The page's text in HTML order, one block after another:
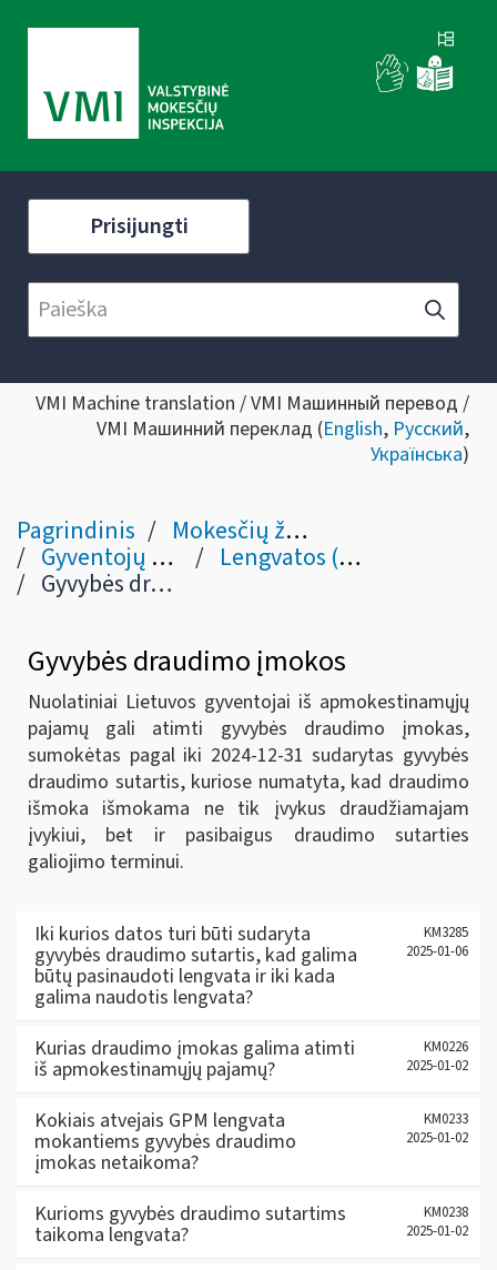
Prisijungti
VMI Machine translation / VMI Машинный перевод /
VMI Машинний переклад (English, Русский,
Українська)
Pagrindinis Mokesčių žinynas
Gyventojų pajamų mokestis Lengvatos (išlaidos kurias galima atimti iš pajamų) (21 str.)
Gyvybės draudimo įmokos
Gyvybės draudimo įmokos
Nuolatiniai Lietuvos gyventojai iš apmokestinamųjų
pajamų gali atimti gyvybės draudimo įmokas,
sumokėtas pagal iki 2024-12-31 sudarytas gyvybės
draudimo sutartis,kuriose numatyta, kad draudimo
išmoka išmokama ne tik įvykus draudžiamajam
įvykiui, bet ir pasibaigus draudimo sutarties
galiojimo terminui.
Iki kurios datos turi būti sudaryta
gyvybės draudimo sutartis, kad galima
būtų pasinaudoti lengvata ir iki kada
galima naudotis lengvata?
KM3285
2025-01-06
Kurias draudimo įmokas galima atimti
iš apmokestinamųjų pajamų?
KM0226
2025-01-02
Kokiais atvejais GPM lengvata
mokantiems gyvybės draudimo
įmokas netaikoma?
KM0233
2025-01-02
Kurioms gyvybės draudimo sutartims
taikoma lengvata?
KM0238
2025-01-02